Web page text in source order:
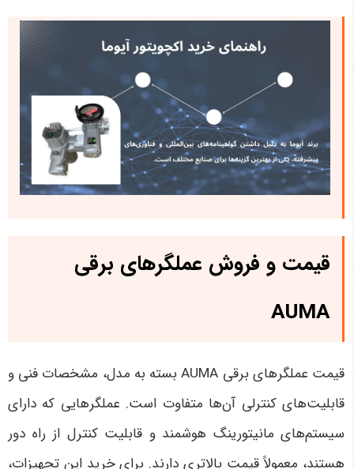
قیمت و فروش عملگرهای برقی
AUMA
قیمت عملگرهای برقی AUMA بسته به مدل، مشخصات فنی و
قابلیت‌های کنترلی آن‌ها متفاوت است. عملگرهایی که دارای
سیستم‌های مانیتورینگ هوشمند و قابلیت کنترل از راه دور
هستند، معمولاً قیمت بالاتری دارند. برای خرید این تجهیزات،